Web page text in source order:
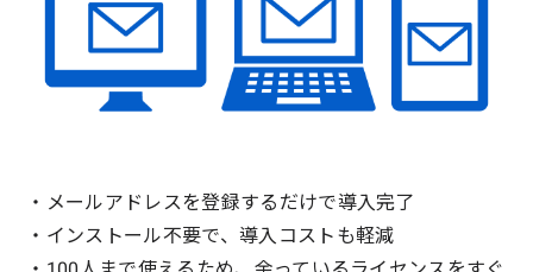
・メールアドレスを登録するだけで導入完了
・インストール不要で、導入コストも軽減